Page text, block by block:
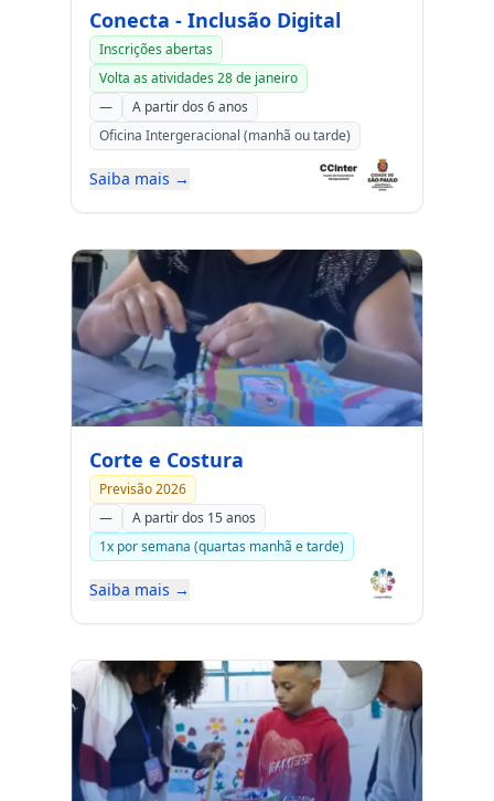
Conecta - Inclusão Digital
Inscrições abertas
Volta as atividades 28 de janeiro
—
A partir dos 6 anos
Oficina Intergeracional (manhã ou tarde)
Saiba mais →
Corte e Costura
Previsão 2026
—
A partir dos 15 anos
1x por semana (quartas manhã e tarde)
Saiba mais →